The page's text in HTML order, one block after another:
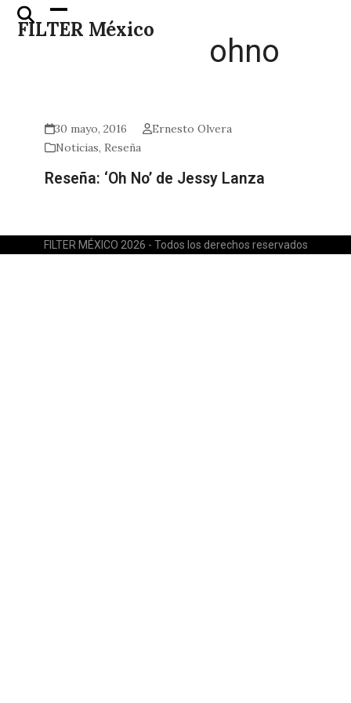
Skip
FILTER México
Open
mobile
Close
mobile
ohno
30 mayo, 2016
Ernesto Olvera
Noticias,Reseña
Reseña: ‘Oh No’ de Jessy Lanza
FILTER MÉXICO 2026 - Todos los derechos reservados